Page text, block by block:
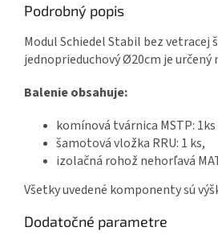
Podrobný popis
Modul Schiedel Stabil bez vetracej
jednoprieduchový Ø20cm je určený
Balenie obsahuje:
komínová tvárnica MSTP: 1ks
šamotová vložka RRU: 1 ks,
izolačná rohož nehorľavá
Všetky uvedené komponenty sú
Dodatočné parametre